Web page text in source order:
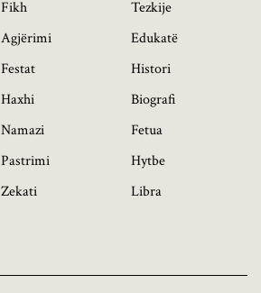
Fikh
Agjërimi
Festat
Haxhi
Namazi
Pastrimi
Zekati
Tezkije
Edukatë
Histori
Biografi
Fetua
Hytbe
Libra